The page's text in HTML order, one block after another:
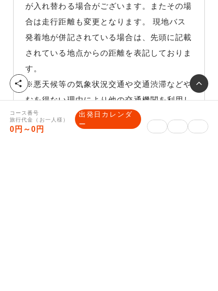
が入れ替わる場合がございます。またその場
合は走行距離も変更となります。 現地バス
発着地が併記されている場合は、先頭に記載
されている地点からの距離を表記しておりま
す。
※悪天候等の気象状況交通や交通渋滞などや
むを得ない理由により他の交通機関を利用し
た場合、それに伴う旅行代金の差額はお客様
負担になりますので、予めご了承下さい。
コース番号
旅行代金（お一人様）
0円～0円
出発日カレンダ
ー
シ
ェ
ア